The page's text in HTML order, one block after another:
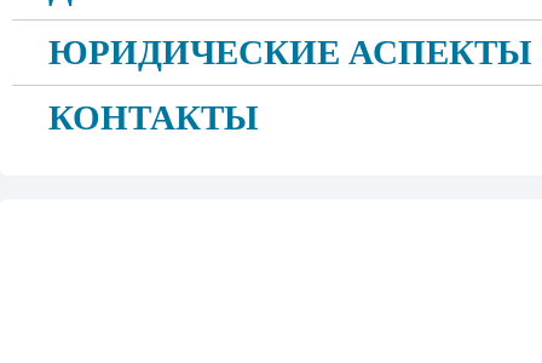
ЮРИДИЧЕСКИЕ АСПЕКТЫ
КОНТАКТЫ